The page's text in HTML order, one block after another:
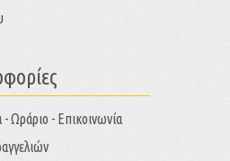
Ωράριο - Επικοινωνία